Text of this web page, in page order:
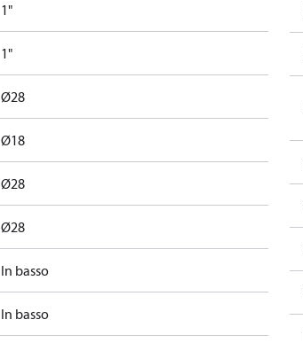
1"
1"
Ø28
Ø18
Ø28
Ø28
In basso
In basso